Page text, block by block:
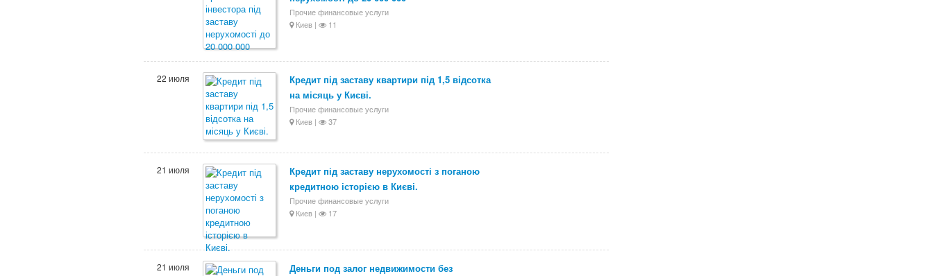
Прочие финансовые услуги
Киев |
11
22 июля
Кредит під заставу квартири під 1,5 відсотка
на місяць у Києві.
Прочие финансовые услуги
Киев |
37
21 июля
Кредит під заставу нерухомості з поганою
кредитною історією в Києві.
Прочие финансовые услуги
Киев |
17
21 июля
Деньги под залог недвижимости без